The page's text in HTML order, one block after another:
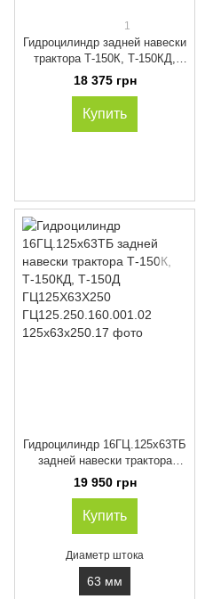
1
Гидроцилиндр задней навески
трактора Т-150К, Т-150КД,
Т-150Д ГЦ125Х50Х250
ГЦ125.250.160.001.02
18 375 грн
Купить
Гидроцилиндр 16ГЦ.125х63ТБ
задней навески трактора
Т-150К, Т-150КД, Т-150Д
ГЦ125Х63Х250
ГЦ125.250.160.001.02
19 950 грн
Купить
Диаметр штока
63 мм